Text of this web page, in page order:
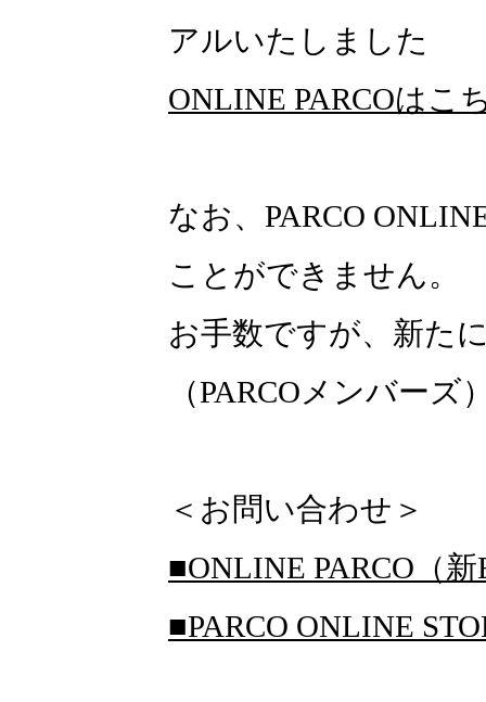
アルいたしました
ONLINE PARCOはこ
なお、PARCO
ことができません。
お手数ですが、新た
（PARCOメンバー
＜お問い合わせ＞
■ONLINE PARCO（新
■PARCO ONLINE